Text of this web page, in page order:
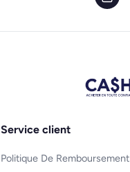
Service client
Politique De Remboursement